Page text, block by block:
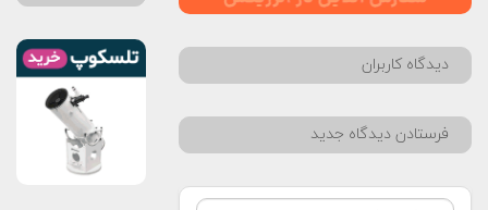
دیدگاه کاربران
فرستادن دیدگاه جدید